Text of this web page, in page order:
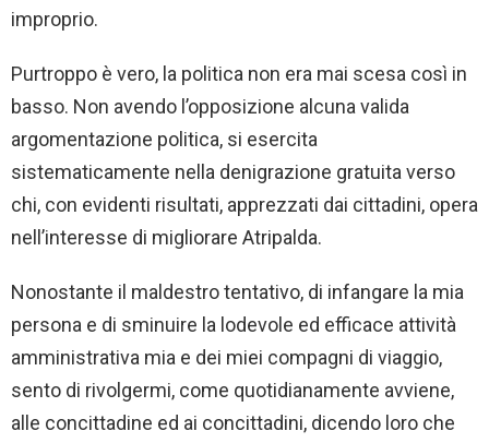
improprio.
Purtroppo è vero, la politica non era mai scesa così in
basso. Non avendo l’opposizione alcuna valida
argomentazione politica, si esercita
sistematicamente nella denigrazione gratuita verso
chi, con evidenti risultati, apprezzati dai cittadini, opera
nell’interesse di migliorare Atripalda.
Nonostante il maldestro tentativo, di infangare la mia
persona e di sminuire la lodevole ed efficace attività
amministrativa mia e dei miei compagni di viaggio,
sento di rivolgermi, come quotidianamente avviene,
alle concittadine ed ai concittadini, dicendo loro che